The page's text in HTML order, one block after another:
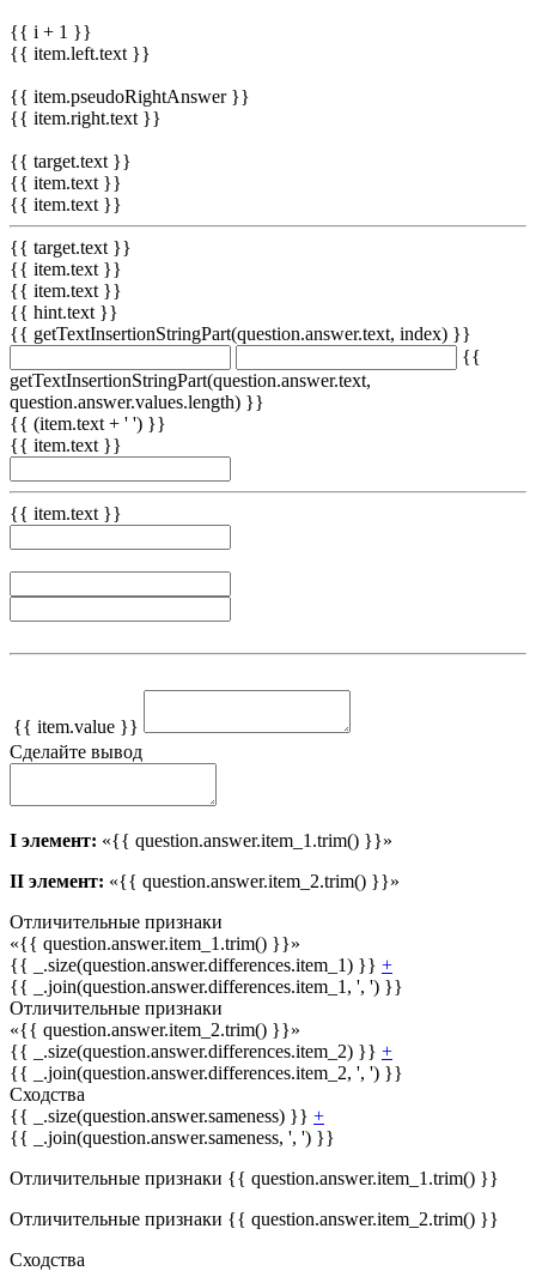
{{ i + 1 }}
{{ item.left.text }}
{{ item.pseudoRightAnswer }}
{{ item.right.text }}
{{ target.text }}
{{ item.text }}
{{ item.text }}
{{ target.text }}
{{ item.text }}
{{ item.text }}
{{ hint.text }}
{{ getTextInsertionStringPart(question.answer.text, index) }}
{{
getTextInsertionStringPart(question.answer.text,
question.answer.values.length) }}
{{ (item.text + ' ') }}
{{ item.text }}
{{ item.text }}
{{ item.value }}
Сделайте вывод
I элемент: «{{ question.answer.item_1.trim() }}»
II элемент: «{{ question.answer.item_2.trim() }}»
Отличительные признаки
«{{ question.answer.item_1.trim() }}»
{{ _.size(question.answer.differences.item_1) }} +
{{ _.join(question.answer.differences.item_1, ', ') }}
Отличительные признаки
«{{ question.answer.item_2.trim() }}»
{{ _.size(question.answer.differences.item_2) }} +
{{ _.join(question.answer.differences.item_2, ', ') }}
Сходства
{{ _.size(question.answer.sameness) }} +
{{ _.join(question.answer.sameness, ', ') }}
Отличительные признаки {{ question.answer.item_1.trim() }}
Отличительные признаки {{ question.answer.item_2.trim() }}
Сходства